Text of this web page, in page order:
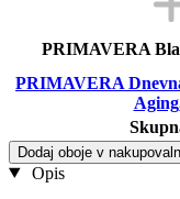
PRIMAVERA
PRIMAVERA
Dodaj oboje v
Opis